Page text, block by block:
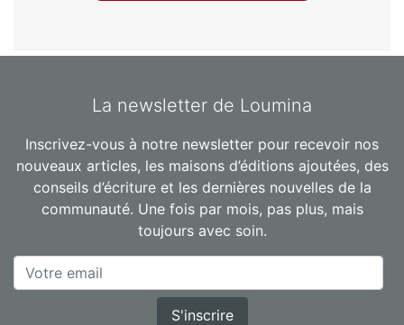
La newsletter de Loumina
Inscrivez-vous à notre newsletter pour recevoir nos
nouveaux articles, les maisons d’éditions ajoutées, des
conseils d’écriture et les dernières nouvelles de la
communauté. Une fois par mois, pas plus, mais
toujours avec soin.
S'inscrire